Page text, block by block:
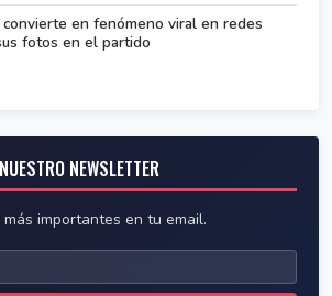
convierte en fenómeno viral en redes
fotos en el partido
NEWSLETTER
importantes en tu email.